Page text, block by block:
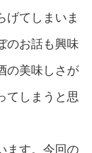
げてしまいま
のお話も興味
の美味しさが
てしまうと思
ます。今回の